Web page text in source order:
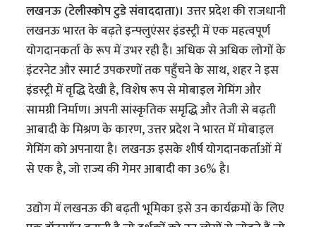
लखनऊ (टेलीस्कोप टुडे संवाददाता)।उत्तर प्रदेश की राजधानी
लखनऊ भारत के बढ़ते इन्फ्लुएंसर इंडस्ट्री में एक महत्वपूर्ण
योगदानकर्ता के रूप में उभर रही है। अधिक से अधिक लोगों के
इंटरनेट और स्मार्ट उपकरणों तक पहुँचने के साथ, शहर ने इस
इंडस्ट्री में वृद्धि देखी है, विशेष रूप से मोबाइल गेमिंग और
सामग्री निर्माण। अपनी सांस्कृतिक समृद्धि और तेजी से बढ़ती
आबादी के मिश्रण के कारण, उत्तर प्रदेश ने भारत में मोबाइल
गेमिंग को अपनाया है। लखनऊ इसके शीर्ष योगदानकर्ताओं में
से एक है, जो राज्य की गेमर आबादी का 36% है।
उद्योग में लखनऊ की बढ़ती भूमिका इसे उन कार्यक्रमों के लिए